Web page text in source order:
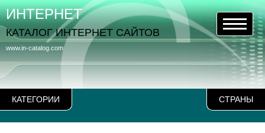
КАТЕГОРИИ СТРАНЫ
www.in-catalog.com
ИНТЕРНЕТ
КАТАЛОГ ИНТЕРНЕТ САЙТОВ